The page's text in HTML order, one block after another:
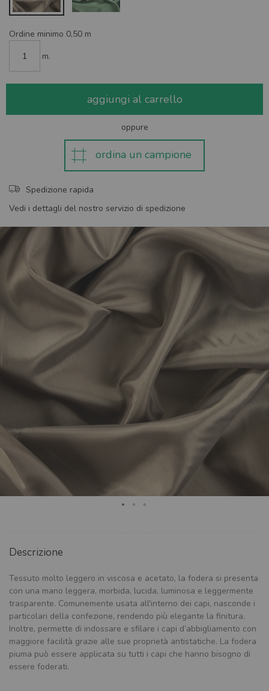
Ordine minimo 0,50 m
m.
aggiungi al carrello
oppure
ordina un campione
Spedizione rapida
Vedi i dettagli del nostro servizio di spedizione
Skip
Descrizione
Tessuto molto leggero in viscosa e acetato, la fodera si presenta
con una mano leggera, morbida, lucida, luminosa e leggermente
trasparente. Comunemente usata all'interno dei capi, nasconde i
particolari della confezione, rendendo più elegante la finitura.
Inoltre, permette di indossare e sfilare i capi d’abbigliamento con
maggiore facilità grazie alle sue proprietà antistatiche. La fodera
piuma può essere applicata su tutti i capi che hanno bisogno di
essere foderati.